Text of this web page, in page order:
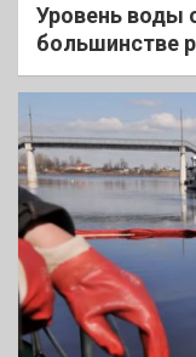
Уровень воды
большинстве